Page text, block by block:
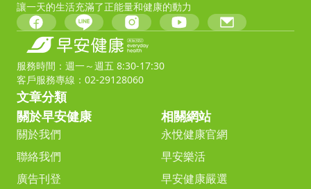
讓一天的生活充滿了正能量和健康的動力
服務時間：週一～週五 8:30-17:30
客戶服務專線：02-29128060
文章分類
關於早安健康
關於我們
聯絡我們
廣告刊登
相關網站
永悅健康官網
早安樂活
早安健康嚴選